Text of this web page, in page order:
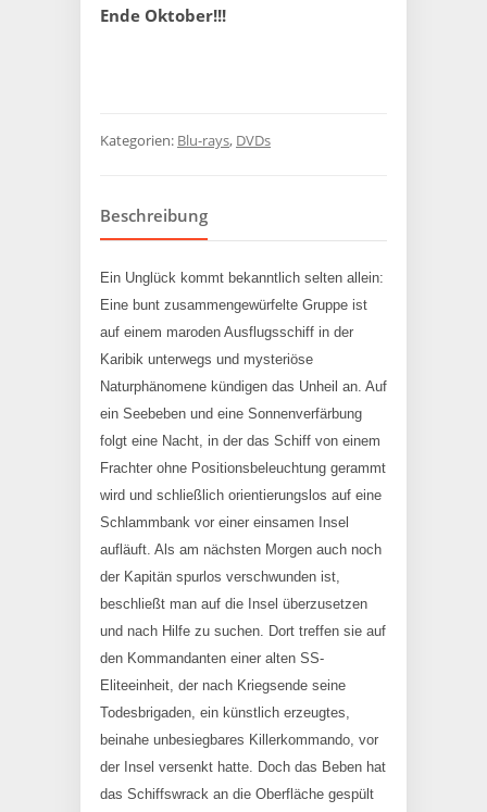
Ende Oktober!!!
Kategorien: Blu-rays, DVDs
Beschreibung
Ein Unglück kommt bekanntlich selten allein:
Eine bunt zusammengewürfelte Gruppe ist
auf einem maroden Ausflugsschiff in der
Karibik unterwegs und mysteriöse
Naturphänomene kündigen das Unheil an. Auf
ein Seebeben und eine Sonnenverfärbung
folgt eine Nacht, in der das Schiff von einem
Frachter ohne Positionsbeleuchtung gerammt
wird und schließlich orientierungslos auf eine
Schlammbank vor einer einsamen Insel
aufläuft. Als am nächsten Morgen auch noch
der Kapitän spurlos verschwunden ist,
beschließt man auf die Insel überzusetzen
und nach Hilfe zu suchen. Dort treffen sie auf
den Kommandanten einer alten SS-
Eliteeinheit, der nach Kriegsende seine
Todesbrigaden, ein künstlich erzeugtes,
beinahe unbesiegbares Killerkommando, vor
der Insel versenkt hatte. Doch das Beben hat
das Schiffswrack an die Oberfläche gespült